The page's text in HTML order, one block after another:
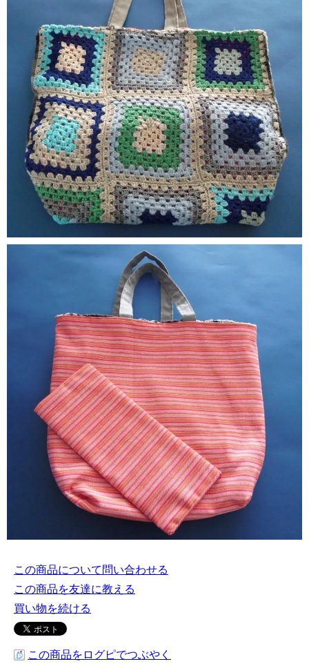
この商品について問い合わせる
この商品を友達に教える
買い物を続ける
この商品をログピでつぶやく